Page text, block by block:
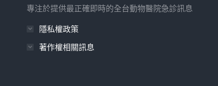
專注於提供最正確即時的全台動物醫院急診訊息
隱私權政策
著作權相關訊息